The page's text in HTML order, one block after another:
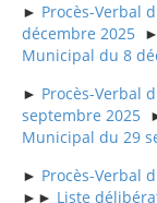
► Procès-Verbal
décembre 2025
Municipal du 8
► Procès-Verbal
septembre 2025
Municipal du 29
► Procès-Verbal
►► Liste